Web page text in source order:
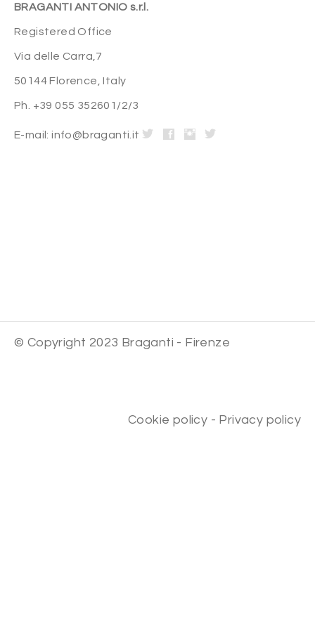
BRAGANTI ANTONIO s.r.l.
Registered Office
Via delle Carra,7
50144 Florence, Italy
Ph. +39 055 352601/2/3
E-mail: info@braganti.it
© Copyright 2023 Braganti - Firenze
Cookie policy - Privacy policy